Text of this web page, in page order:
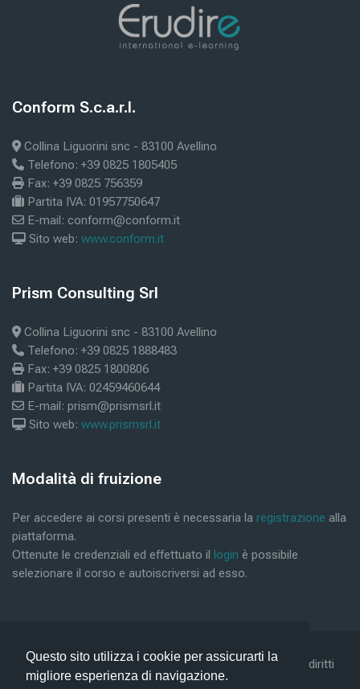
Questo sito utilizza i cookie per assicurarti la
migliore esperienza di navigazione.
Bloki
Preskoči Conform S.c.a.r.l.
Conform S.c.a.r.l.
Collina Liguorini snc - 83100 Avellino
Telefono: +39 0825 1805405
Fax: +39 0825 756359
Partita IVA: 01957750647
E-mail: conform@conform.it
Sito web: www.conform.it
Bloki
Preskoči Prism Consulting Srl
Prism Consulting Srl
Collina Liguorini snc - 83100 Avellino
Telefono: +39 0825 1888483
Fax: +39 0825 1800806
Partita IVA: 02459460644
E-mail: prism@prismsrl.it
Sito web: www.prismsrl.it
Bloki
Preskoči Modalità di fruizione
Modalità di fruizione
Per accedere ai corsi presenti è necessaria la registrazione alla
piattaforma.
Ottenute le credenziali ed effettuato il login è possibile
selezionare il corso e autoiscriversi ad esso.
©2019 Conform Scarl & Prism Consulting Srl - Tutti i diritti
riservati - Privacy Policy -